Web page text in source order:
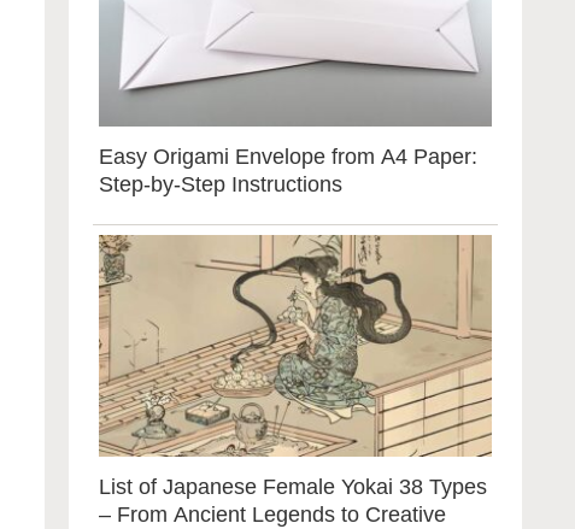
Easy Origami Envelope from A4 Paper:
Step-by-Step Instructions
List of Japanese Female Yokai 38 Types
– From Ancient Legends to Creative